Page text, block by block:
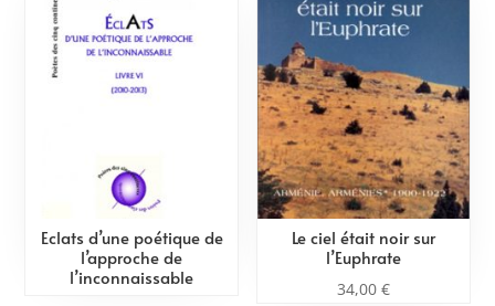
Eclats d’une poétique de
l’approche de
l’inconnaissable
Le ciel était noir sur
l’Euphrate
34,00 €